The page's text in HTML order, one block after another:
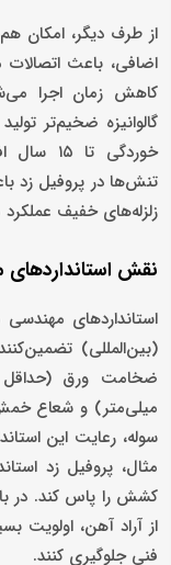
از طرف دیگر، امکان
کاهش زمان اجرا
گالوانیزه ضخیم‌تر
تنش‌ها در پروفیل زد
زلزله‌های خفیف
نقش
(بین‌المللی)
میلی‌متر) و شعاع
سوله، رعایت این
از آراد آهن، اولویت
فنی جلوگیری کنند.